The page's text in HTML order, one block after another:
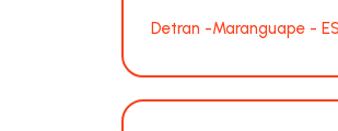
Detran -Maranguape - ES